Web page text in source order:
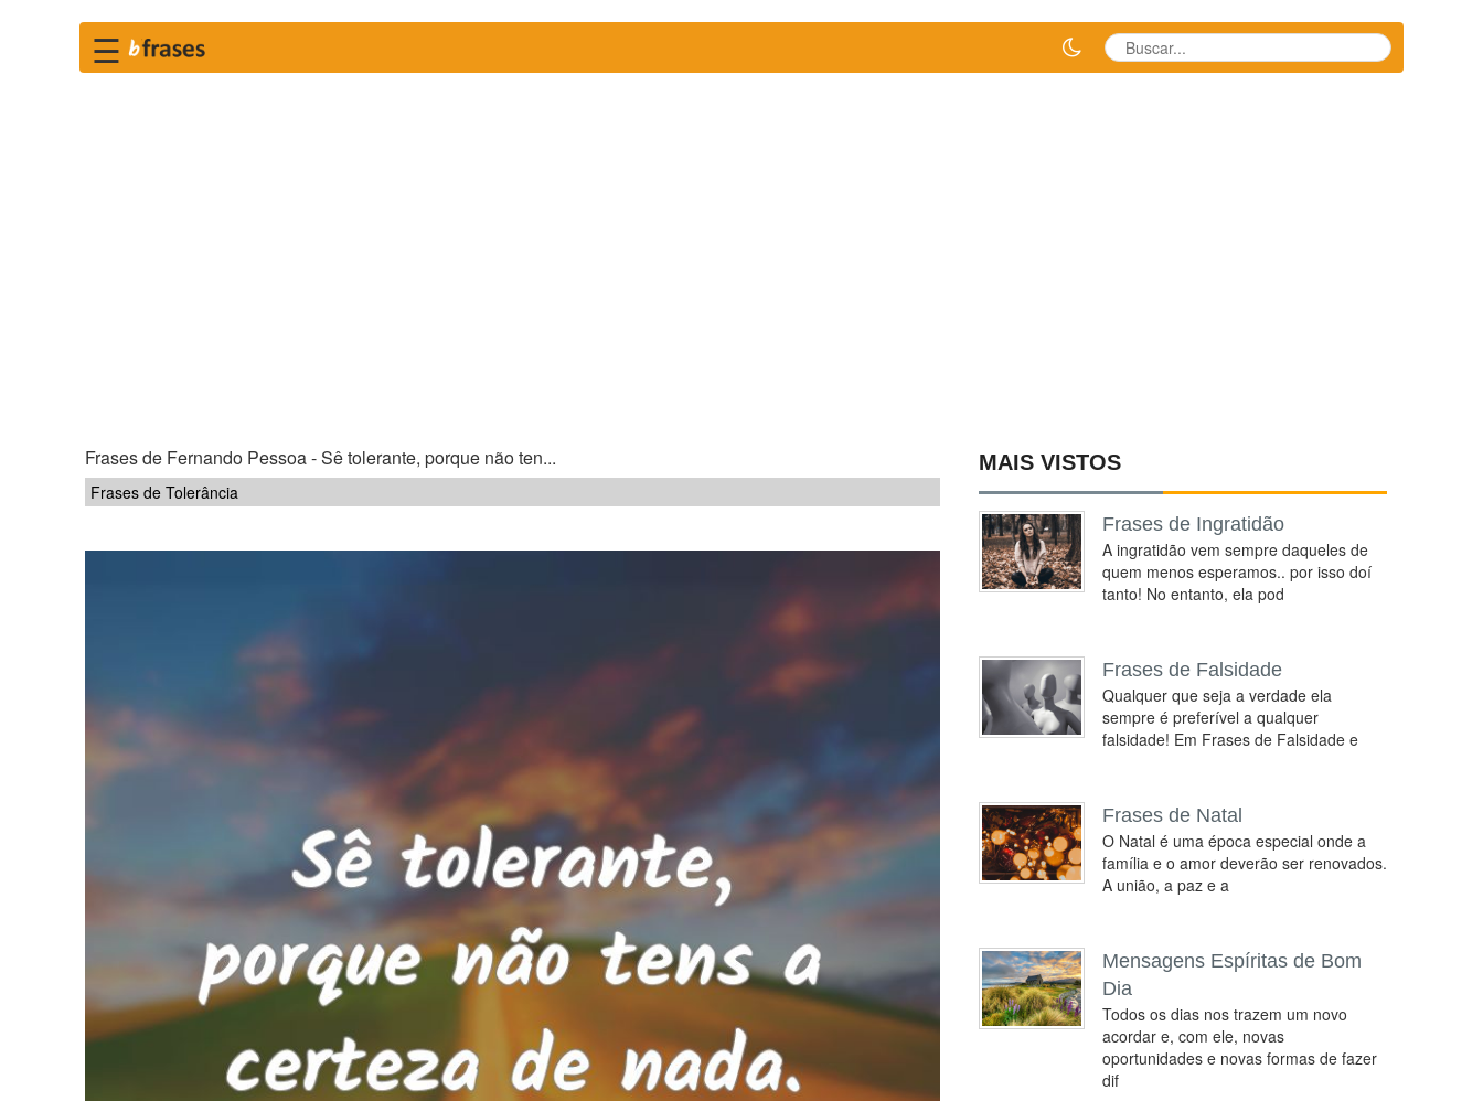
☰
Frases de Fernando Pessoa - Sê tolerante, porque não ten...
Frases de Tolerância
MAIS VISTOS
Frases de Ingratidão
A ingratidão vem sempre daqueles de
quem menos esperamos.. por isso doí
tanto! No entanto, ela pod
Frases de Falsidade
Qualquer que seja a verdade ela
sempre é preferível a qualquer
falsidade! Em Frases de Falsidade e
Frases de Natal
O Natal é uma época especial onde a
família e o amor deverão ser renovados.
A união, a paz e a
Mensagens Espíritas de Bom
Dia
Todos os dias nos trazem um novo
acordar e, com ele, novas
oportunidades e novas formas de fazer
dif